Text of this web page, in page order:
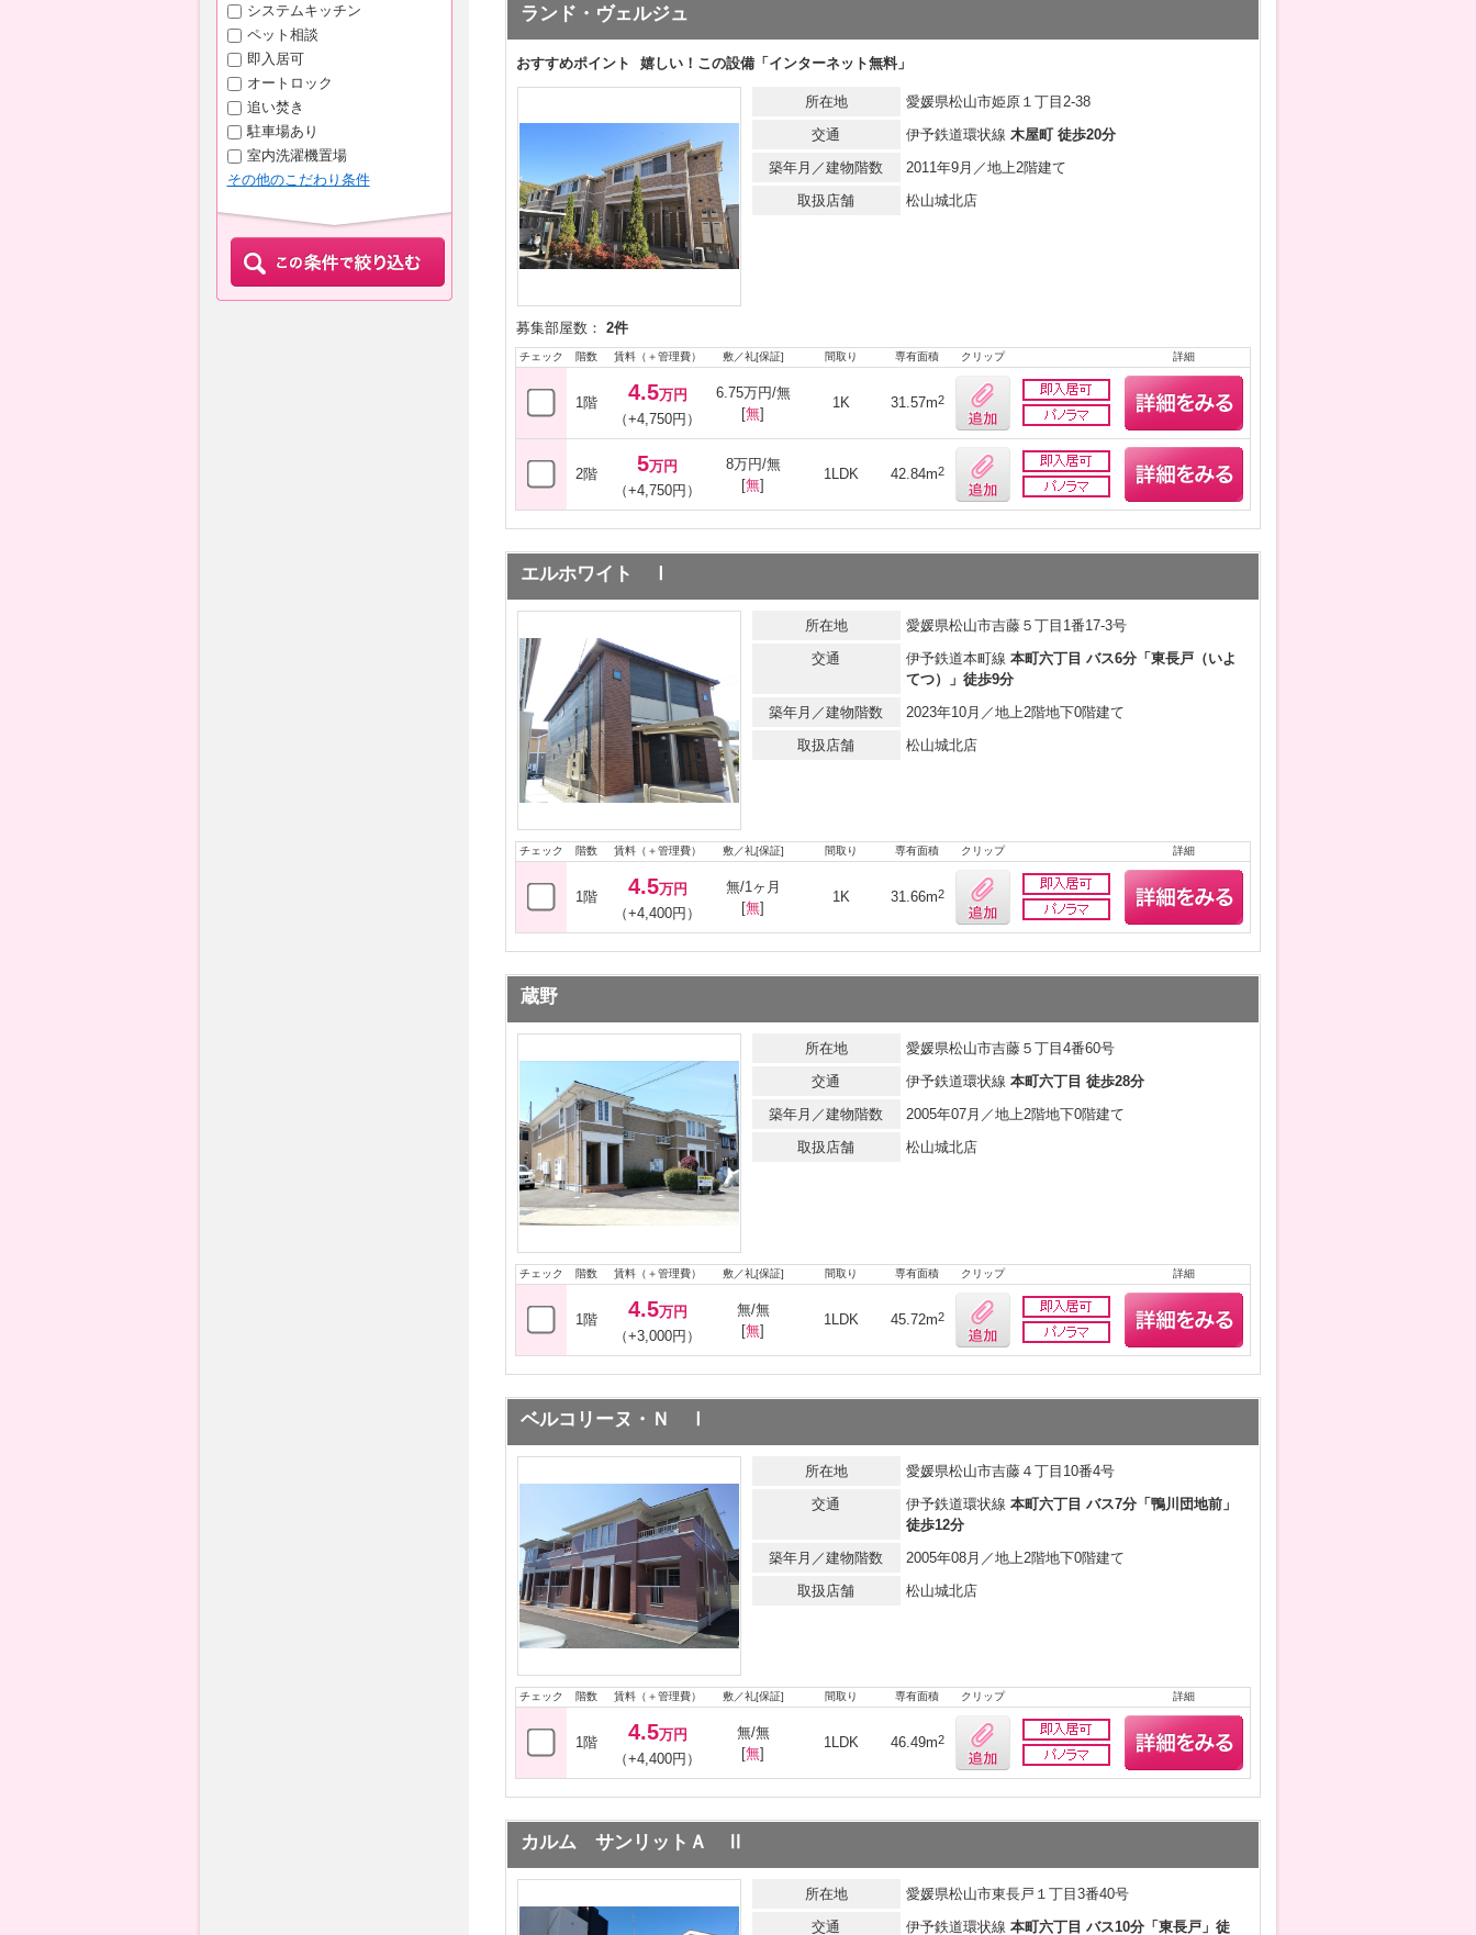
システムキッチン
ペット相談
即入居可
オートロック
追い焚き
駐車場あり
室内洗濯機置場
その他のこだわり条件
ランド・ヴェルジュ
おすすめポイント 嬉しい！この設備「インターネット無料」
所在地
愛媛県松山市姫原１丁目2-38
交通
伊予鉄道環状線 木屋町 徒歩20分
築年月／建物階数
2011年9月／地上2階建て
取扱店舗
松山城北店
募集部屋数： 2件
チェック 階数 賃料（＋管理費） 敷／礼[保証] 間取り 専有面積 クリップ 詳細
1階 4.5万円
（+4,750円）
6.75万円/無
[無]
1K 31.57m2
2階 5万円
（+4,750円）
8万円/無
[無]
1LDK 42.84m2
エルホワイト Ⅰ
所在地
愛媛県松山市吉藤５丁目1番17-3号
交通
伊予鉄道本町線 本町六丁目 バス6分「東長戸（いよ
てつ）」徒歩9分
築年月／建物階数
2023年10月／地上2階地下0階建て
取扱店舗
松山城北店
チェック 階数 賃料（＋管理費） 敷／礼[保証] 間取り 専有面積 クリップ 詳細
1階 4.5万円
（+4,400円）
無/1ヶ月
[無]
1K 31.66m2
蔵野
所在地
愛媛県松山市吉藤５丁目4番60号
交通
伊予鉄道環状線 本町六丁目 徒歩28分
築年月／建物階数
2005年07月／地上2階地下0階建て
取扱店舗
松山城北店
チェック 階数 賃料（＋管理費） 敷／礼[保証] 間取り 専有面積 クリップ 詳細
1階 4.5万円
（+3,000円）
無/無
[無]
1LDK 45.72m2
ベルコリーヌ・Ｎ Ⅰ
所在地
愛媛県松山市吉藤４丁目10番4号
交通
伊予鉄道環状線 本町六丁目 バス7分「鴨川団地前」
徒歩12分
築年月／建物階数
2005年08月／地上2階地下0階建て
取扱店舗
松山城北店
チェック 階数 賃料（＋管理費） 敷／礼[保証] 間取り 専有面積 クリップ 詳細
1階 4.5万円
（+4,400円）
無/無
[無]
1LDK 46.49m2
カルム サンリットＡ Ⅱ
所在地
愛媛県松山市東長戸１丁目3番40号
交通
伊予鉄道環状線 本町六丁目 バス10分「東長戸」徒